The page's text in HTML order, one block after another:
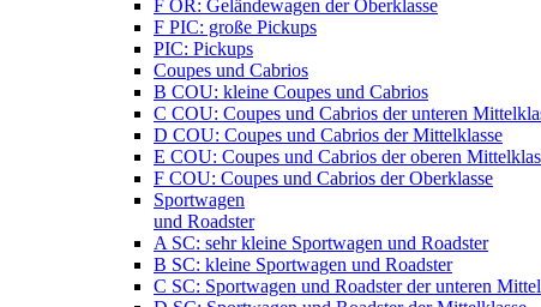
F OR: Geländewagen der Oberklasse
F PIC: große Pickups
PIC: Pickups
Coupes und Cabrios
B COU: kleine Coupes und Cabrios
C COU: Coupes und Cabrios der unteren
D COU: Coupes und Cabrios der Mittelklasse
E COU: Coupes und Cabrios der oberen
F COU: Coupes und Cabrios der Oberklasse
Sportwagen
und Roadster
A SC: sehr kleine Sportwagen und Roadster
B SC: kleine Sportwagen und Roadster
C SC: Sportwagen und Roadster der unteren